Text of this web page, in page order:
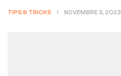
TIPS & TRICKS NOVEMBRE 3, 2023